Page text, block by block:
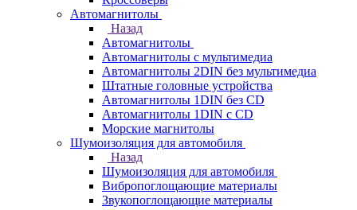
Автомагнитолы
Назад
Автомагнитолы
Автомагнитолы с мультимедиа
Автомагнитолы 2DIN без мультимедиа
Штатные головные устройства
Автомагнитолы 1DIN без CD
Автомагнитолы 1DIN с CD
Морские магнитолы
Шумоизоляция для автомобиля
Назад
Шумоизоляция для автомобиля
Вибропоглощающие материалы
Звукопоглощающие материалы